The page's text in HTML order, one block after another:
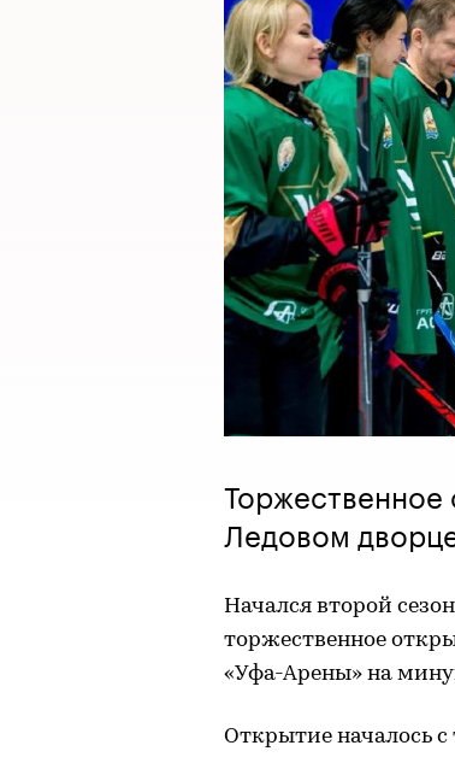
Ледовом
Начался второй
торжественное
«Уфа-Арены» на
Открытие началось